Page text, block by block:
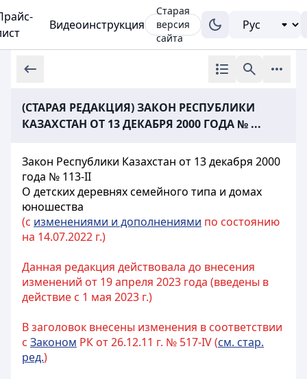
Видеоинструкция
Старая
версия
сайта
(СТАРАЯ РЕДАКЦИЯ) ЗАКОН РЕСПУБЛИКИ
КАЗАХСТАН ОТ 13 ДЕКАБРЯ 2000 ГОДА № ...
Закон Республики Казахстан от 13 декабря 2000
года № 113-II
О детских деревнях семейного типа и домах
юношества
(с изменениями и дополнениями по состоянию
на 14.07.2022 г.)
Данная редакция действовала до внесения
изменений от 19 апреля 2023 года (введены в
действие с 1 мая 2023 г.)
В заголовок внесены изменения в соответствии
с Законом РК от 26.12.11 г. № 517-IV (см. стар.
ред.)